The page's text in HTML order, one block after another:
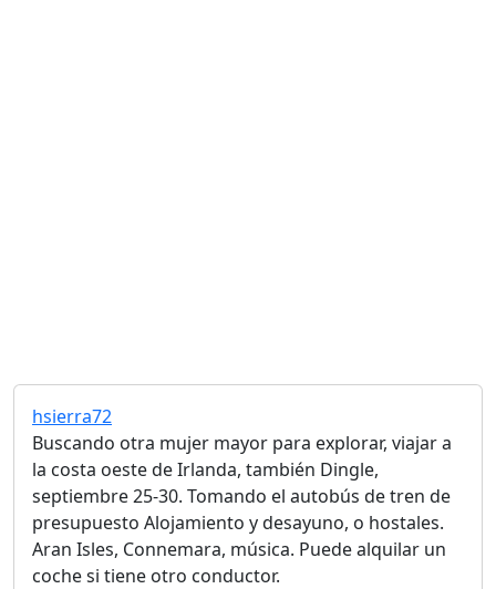
hsierra72
Buscando otra mujer mayor para explorar, viajar a
la costa oeste de Irlanda, también Dingle,
septiembre 25-30. Tomando el autobús de tren de
presupuesto Alojamiento y desayuno, o hostales.
Aran Isles, Connemara, música. Puede alquilar un
coche si tiene otro conductor.